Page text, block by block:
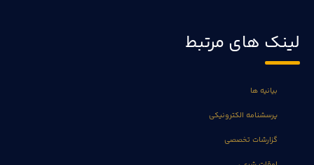
لینک های مرتبط
بیانیه ها
پرسشنامه الکترونیکی
گزارشات تخصصی